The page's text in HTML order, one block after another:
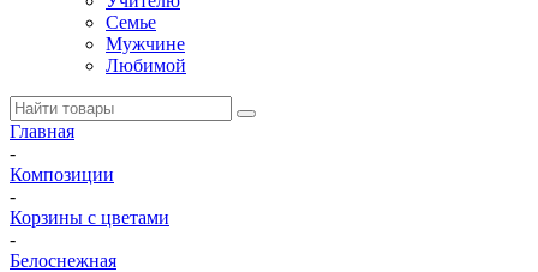
Семье
Мужчине
Любимой
Главная
-
Композиции
-
Корзины с цветами
-
Белоснежная